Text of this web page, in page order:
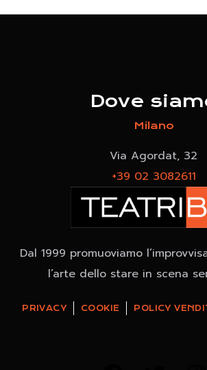
Dove
Milano
Via Agordat, 32
+39 02 3082611
Dal 1999 promuoviamo
l’arte dello stare in scena
PRIVACY COOKIE POLICY